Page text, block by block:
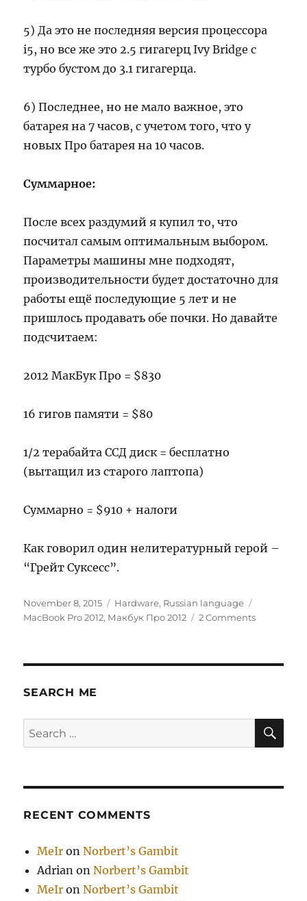
5) Да это не последняя версия процессора
i5, но все же это 2.5 гигагерц Ivy Bridge с
турбо бустом до 3.1 гигагерца.
6) Последнее, но не мало важное, это
батарея на 7 часов, с учетом того, что у
новых Про батарея на 10 часов.
Суммарное:
После всех раздумий я купил то, что
посчитал самым оптимальным выбором.
Параметры машины мне подходят,
производительности будет достаточно для
работы ещё последующие 5 лет и не
пришлось продавать обе почки. Но давайте
подсчитаем:
2012 МакБук Про = $830
16 гигов памяти = $80
1/2 терабайта ССД диск = бесплатно
(вытащил из старого лаптопа)
Суммарно = $910 + налоги
Как говорил один нелитературный герой –
“Грейт Суксесс”.
Posted
on
November 8, 2015 Categories
Hardware, Russian language
MacBook Pro 2012, Макбук Про 2012 2 Commentson
МакБук
Про?
SEARCH ME
Search
for:
RECENT COMMENTS
MeIr onNorbert’s Gambit
Adrian onNorbert’s Gambit
MeIr onNorbert’s Gambit